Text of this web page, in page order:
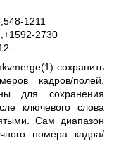
1211
2730
сохранить
кадров/полей,
для сохранения
ключевого слова
Сам диапазон
номера кадра/